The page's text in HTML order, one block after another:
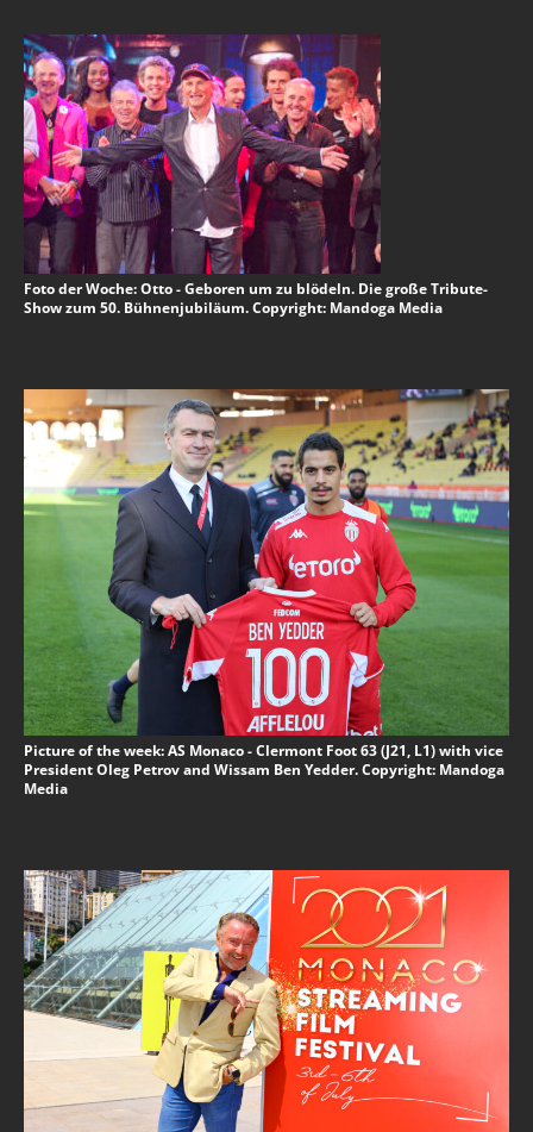
Foto der Woche: Otto - Geboren um zu blödeln. Die große Tribute-
Show zum 50. Bühnenjubiläum. Copyright: Mandoga Media
Picture of the week: AS Monaco - Clermont Foot 63 (J21, L1) with vice
President Oleg Petrov and Wissam Ben Yedder. Copyright: Mandoga
Media